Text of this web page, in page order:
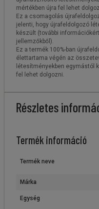
mértékben újra fel lehet
Ez a csomagolás
jelenti, hogy újrafeldolgozó
készült (további
jellemzőkből).
Ez a termék 100%-ban
élettartama végén az
létesítményekben egymástól
fel lehet dolgozni.
Részletes
Termék információ
Termék neve
Márka
Egység